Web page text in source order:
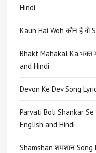
Hindi
Kaun Hai Woh कौन है वो
Bhakt Mahakal Ka भक्त
and Hindi
Devon Ke Dev Song
Parvati Boli Shankar Se
English and Hindi
Shamshan शमशान